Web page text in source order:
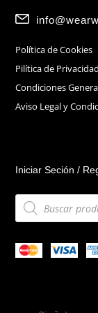
Política de Cookies
Pilítica de Privacidad
Condiciones
Aviso Legal y
Iniciar Seción /
Búsqueda
de
productos